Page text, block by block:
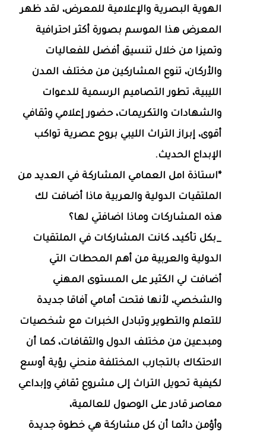
الهوية البصرية والإعلامية للمعرض، لقد ظهر
المعرض هذا الموسم بصورة أكثر احترافية
وتميزا من خلال تنسيق أفضل للفعاليات
والأركان، تنوع المشاركين من مختلف المدن
الليبية، تطور التصاميم الرسمية للدعوات
والشهادات والتكريمات، حضور إعلامي وثقافي
أقوى، إبراز التراث الليبي بروح عصرية تواكب
الإبداع الحديث.
*استاذة امل العمامي المشاركة في العديد من
الملتقيات الدولية والعربية ماذا أضافت لك
هذه المشاركات وماذا اضافتي لها؟
_بكل تأكيد، كانت المشاركات في الملتقيات
الدولية والعربية من أهم المحطات التي
أضافت لي الكثير على المستوى المهني
والشخصي، لأنها فتحت أمامي آفاقا جديدة
للتعلم والتطوير وتبادل الخبرات مع شخصيات
ومبدعين من مختلف الدول والثقافات، كما أن
الاحتكاك بالتجارب المختلفة منحني رؤية أوسع
لكيفية تحويل التراث إلى مشروع ثقافي وإبداعي
معاصر قادر على الوصول للعالمية،
وأؤمن دائما أن كل مشاركة هي خطوة جديدة